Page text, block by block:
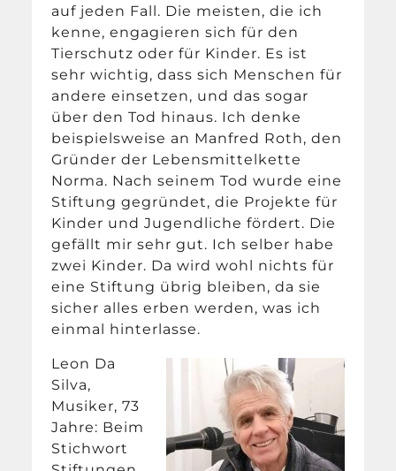
auf jeden Fall. Die meisten, die ich
kenne, engagieren sich für den
Tierschutz oder für Kinder. Es ist
sehr wichtig, dass sich Menschen für
andere einsetzen, und das sogar
über den Tod hinaus. Ich denke
beispielsweise an Manfred Roth, den
Gründer der Lebensmittelkette
Norma. Nach seinem Tod wurde eine
Stiftung gegründet, die Projekte für
Kinder und Jugendliche fördert. Die
gefällt mir sehr gut. Ich selber habe
zwei Kinder. Da wird wohl nichts für
eine Stiftung übrig bleiben, da sie
sicher alles erben werden, was ich
einmal hinterlasse.
Leon Da
Silva,
Musiker, 73
Jahre: Beim
Stichwort